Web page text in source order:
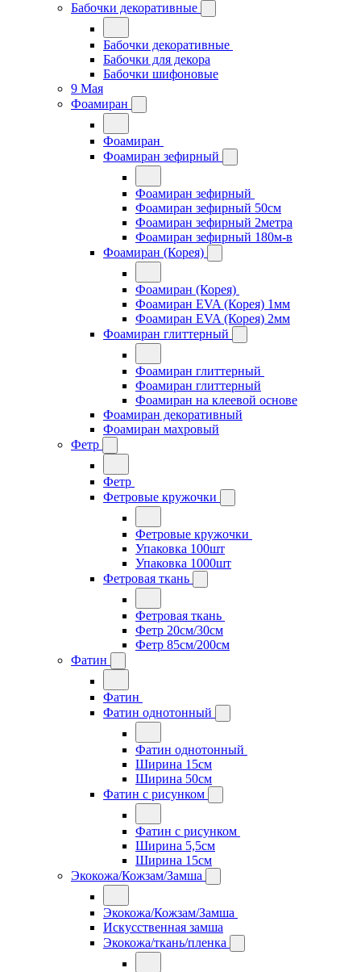
Бабочки декоративные
Бабочки декоративные
Бабочки для декора
Бабочки шифоновые
9 Мая
Фоамиран
Фоамиран
Фоамиран зефирный
Фоамиран зефирный
Фоамиран зефирный 50см
Фоамиран зефирный 2метра
Фоамиран зефирный 180м-в
Фоамиран (Корея)
Фоамиран (Корея)
Фоамиран EVA (Корея) 1мм
Фоамиран EVA (Корея) 2мм
Фоамиран глиттерный
Фоамиран глиттерный
Фоамиран глиттерный
Фоамиран на клеевой основе
Фоамиран декоративный
Фоамиран махровый
Фетр
Фетр
Фетровые кружочки
Фетровые кружочки
Упаковка 100шт
Упаковка 1000шт
Фетровая ткань
Фетровая ткань
Фетр 20см/30см
Фетр 85см/200см
Фатин
Фатин
Фатин однотонный
Фатин однотонный
Ширина 15см
Ширина 50см
Фатин с рисунком
Фатин с рисунком
Ширина 5,5см
Ширина 15см
Экокожа/Кожзам/Замша
Экокожа/Кожзам/Замша
Искусственная замша
Экокожа/ткань/пленка